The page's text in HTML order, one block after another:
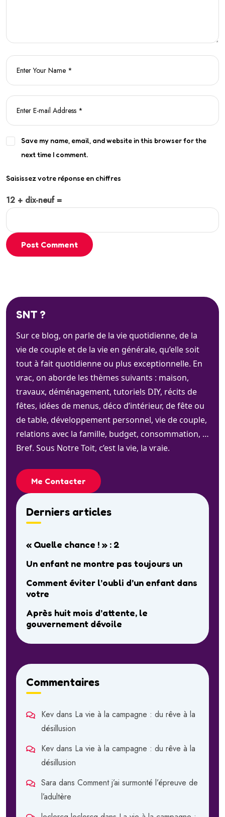
Save my name, email, and website in this browser for the
next time I comment.
Saisissez votre réponse en chiffres
12 + dix-neuf =
Post Comment
SNT ?
Sur ce blog, on parle de la vie quotidienne, de la
vie de couple et de la vie en générale, qu’elle soit
tout à fait quotidienne ou plus exceptionnelle. En
vrac, on aborde les thèmes suivants : maison,
travaux, déménagement, tutoriels DIY, récits de
fêtes, idées de menus, déco d’intérieur, de fête ou
de table, développement personnel, vie de couple,
relations avec la famille, budget, consommation, …
Bref. Sous Notre Toit, c’est la vie, la vraie.
Me Contacter
Derniers articles
« Quelle chance ! » : 2
Un enfant ne montre pas toujours un
Comment éviter l’oubli d’un enfant dans
votre
Après huit mois d’attente, le
gouvernement dévoile
Commentaires
Kev dans La vie à la campagne : du rêve à la
désillusion
Kev dans La vie à la campagne : du rêve à la
désillusion
Sara dans Comment j’ai surmonté l’épreuve de
l’adultère